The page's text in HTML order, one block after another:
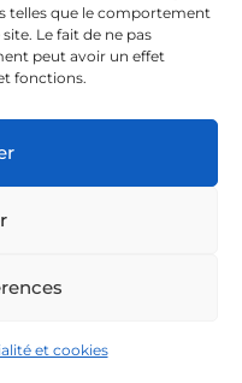
telles que le comportement
Le fait de ne pas
peut avoir un effet
fonctions.
et cookies
*